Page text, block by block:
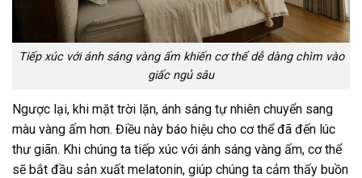
Tiếp xúc với ánh sáng vàng ấm khiến cơ thể dễ dàng chìm vào
giấc ngủ sâu
Ngược lại, khi mặt trời lặn, ánh sáng tự nhiên chuyển sang
màu vàng ấm hơn. Điều này báo hiệu cho cơ thể đã đến lúc
thư giãn. Khi chúng ta tiếp xúc với ánh sáng vàng ấm, cơ thể
sẽ bắt đầu sản xuất melatonin, giúp chúng ta cảm thấy buồn